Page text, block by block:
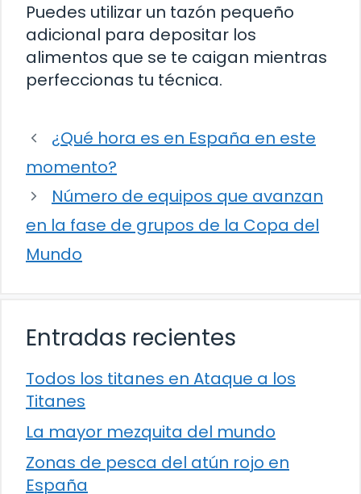
Puedes utilizar un tazón pequeño
adicional para depositar los
alimentos que se te caigan mientras
perfeccionas tu técnica.
¿Qué hora es en España en este
momento?
Número de equipos que avanzan
en la fase de grupos de la Copa del
Mundo
Entradas recientes
Todos los titanes en Ataque a los
Titanes
La mayor mezquita del mundo
Zonas de pesca del atún rojo en
España